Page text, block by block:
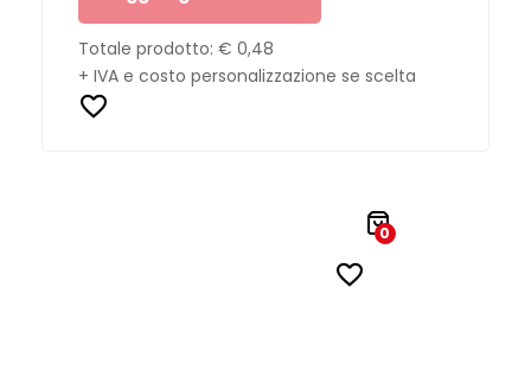
Totale prodotto: € 0,48
+ IVA e costo personalizzazione se scelta
0